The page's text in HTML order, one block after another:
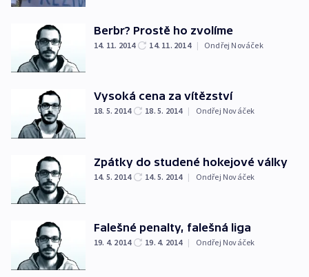
Berbr? Prostě ho zvolíme
14. 11. 2014 14. 11. 2014 | Ondřej Nováček
Vysoká cena za vítězství
18. 5. 2014 18. 5. 2014 | Ondřej Nováček
Zpátky do studené hokejové války
14. 5. 2014 14. 5. 2014 | Ondřej Nováček
Falešné penalty, falešná liga
19. 4. 2014 19. 4. 2014 | Ondřej Nováček